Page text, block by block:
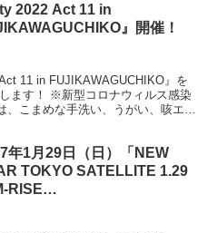
2022 Act 11 in
』開催！
11 in FUJIKAWAGUCHIKO』を
ます！ ※新型コロナウィルス感染
こまめな手洗い、うがい、咳エチ
年1月29日（日）「NEW
TOKYO SATELLITE 1.29
RISE